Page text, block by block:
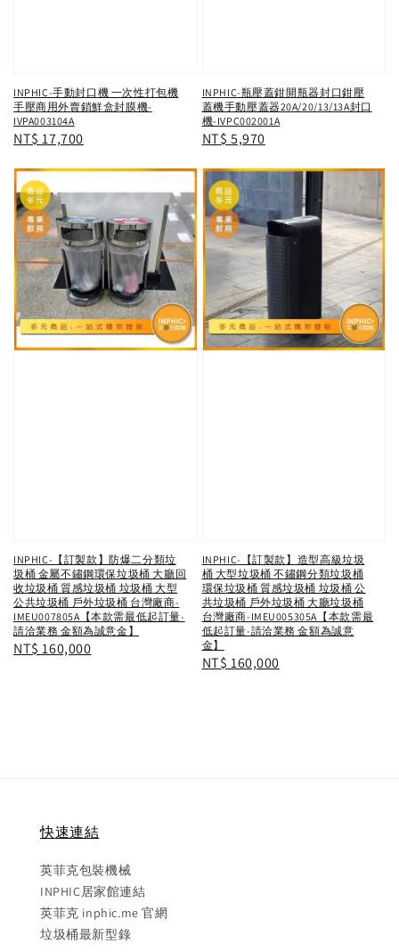
INPHIC-手動封口機 一次性打包機
手壓商用外賣鎖鮮盒封膜機-
IVPA003104A
Regular
NT$ 17,700
INPHIC-瓶壓蓋鉗開瓶器封口鉗壓
蓋機手動壓蓋器20A/20/13/13A封口
機-IVPC002001A
Regular
NT$ 5,970
INPHIC-【訂製款】防爆二分類垃
圾桶 金屬不鏽鋼環保垃圾桶 大廳回
收垃圾桶 質感垃圾桶 垃圾桶 大型
公共垃圾桶 戶外垃圾桶 台灣廠商-
IMEU007805A【本款需最低起訂量-
請洽業務 金額為誠意金】
Regular
NT$ 160,000
INPHIC-【訂製款】造型高級垃圾
桶 大型垃圾桶 不鏽鋼分類垃圾桶
環保垃圾桶 質感垃圾桶 垃圾桶 公
共垃圾桶 戶外垃圾桶 大廳垃圾桶
台灣廠商-IMEU005305A【本款需最
低起訂量-請洽業務 金額為誠意
金】
Regular
NT$ 160,000
快速連結
英菲克包裝機械
INPHIC居家館連結
英菲克 inphic.me 官網
垃圾桶最新型錄